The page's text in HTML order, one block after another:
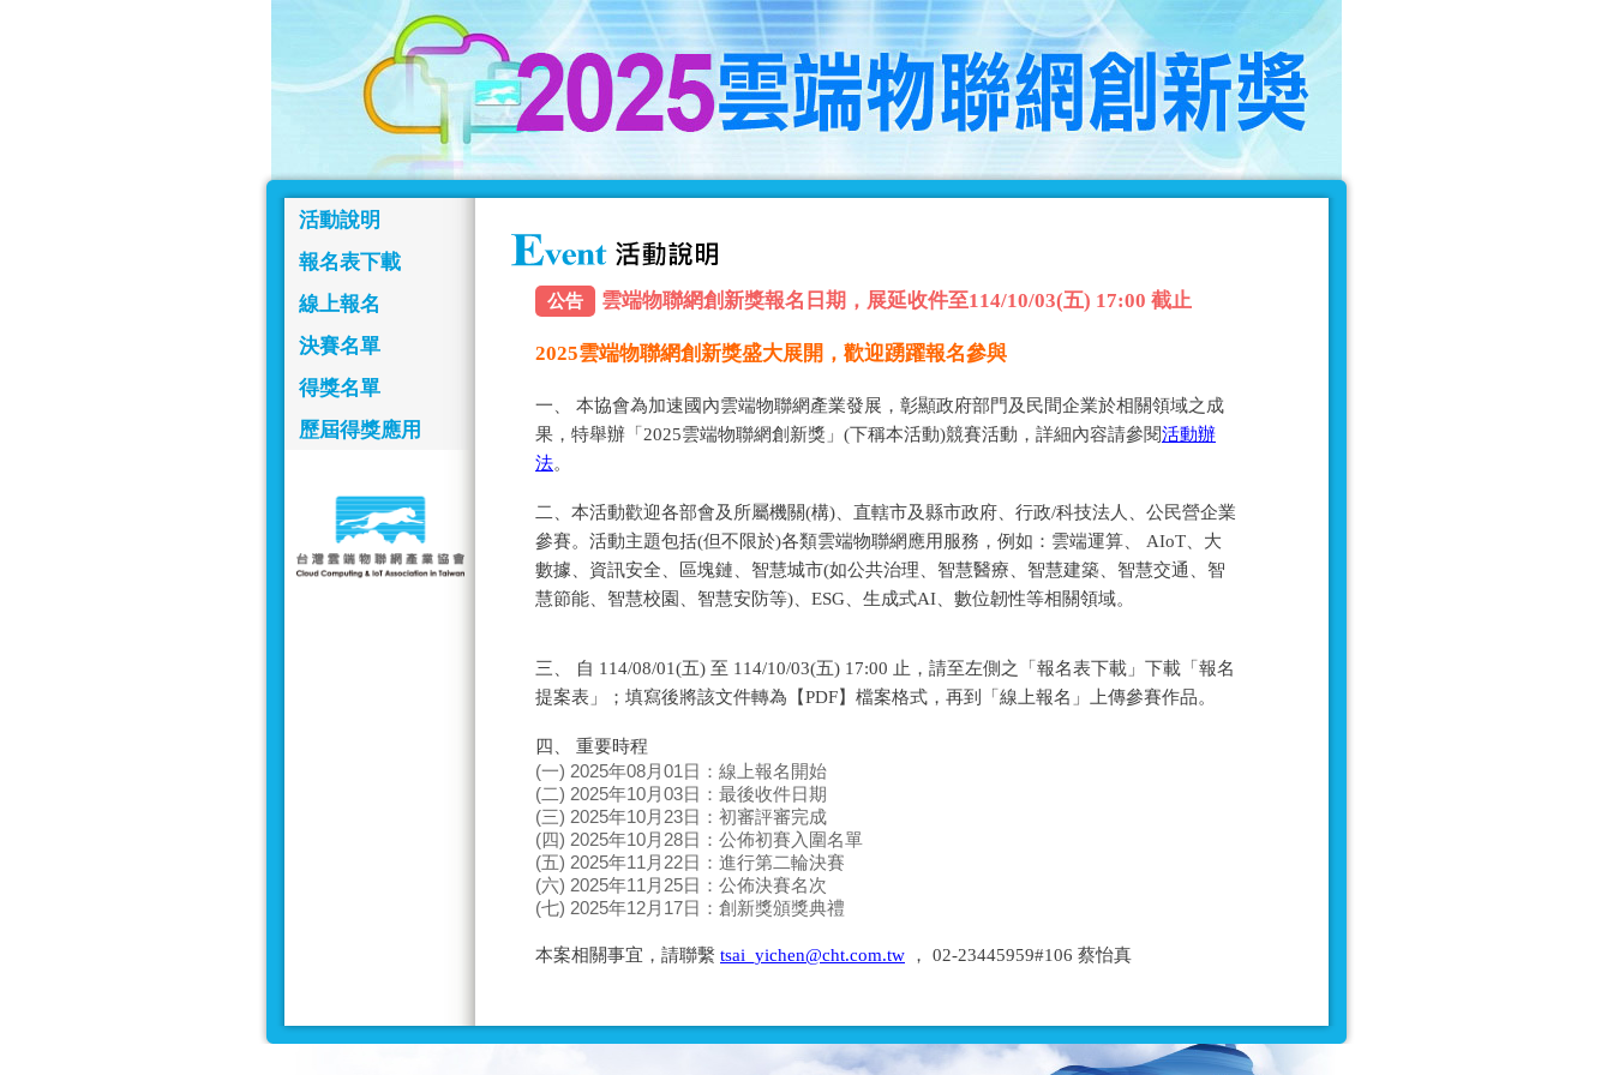
活動說明
報名表下載
線上報名
決賽名單
得獎名單
歷屆得獎應用
公告 雲端物聯網創新獎報名日期，展延收件至114/10/03(五) 17:00 截止
2025雲端物聯網創新獎盛大展開，歡迎踴躍報名參與
一、 本協會為加速國內雲端物聯網產業發展，彰顯政府部門及民間企業於相關領域之成
果，特舉辦「2025雲端物聯網創新獎」(下稱本活動)競賽活動，詳細內容請參閱活動辦
法。
二、本活動歡迎各部會及所屬機關(構)、直轄市及縣市政府、行政/科技法人、公民營企業
參賽。活動主題包括(但不限於)各類雲端物聯網應用服務，例如：雲端運算、 AIoT、大
數據、資訊安全、區塊鏈、智慧城市(如公共治理、智慧醫療、智慧建築、智慧交通、智
慧節能、智慧校園、智慧安防等)、ESG、生成式AI、數位韌性等相關領域。
三、 自 114/08/01(五) 至 114/10/03(五) 17:00 止，請至左側之「報名表下載」下載「報名
提案表」；填寫後將該文件轉為【PDF】檔案格式，再到「線上報名」上傳參賽作品。
四、 重要時程
(一) 2025年08月01日：線上報名開始
(二) 2025年10月03日：最後收件日期
(三) 2025年10月23日：初審評審完成
(四) 2025年10月28日：公佈初賽入圍名單
(五) 2025年11月22日：進行第二輪決賽
(六) 2025年11月25日：公佈決賽名次
(七) 2025年12月17日：創新獎頒獎典禮
本案相關事宜，請聯繫 tsai_yichen@cht.com.tw ， 02-23445959#106 蔡怡真